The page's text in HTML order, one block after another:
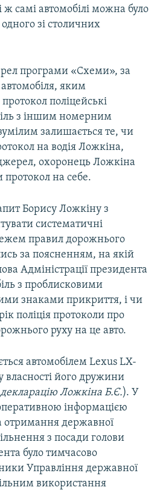
самі автомобілі можна було
зі столичних
програми «Схеми», за
яким
поліцейські
з іншим номерним
залишається те, чи
на водія Ложкіна,
охоронець Ложкіна
на себе.
Борису Ложкіну з
систематичні
правил дорожнього
за поясненням, на якій
Адміністрації президента
з проблисковими
знаками прикриття, і чи
поліція протоколи про
руху на це авто.
автомобілем Lexus LX-
власності його дружини
Ложкіна Б.Є.). У
інформацією
отримання державної
з посади голови
було тимчасово
Управління державної
використання